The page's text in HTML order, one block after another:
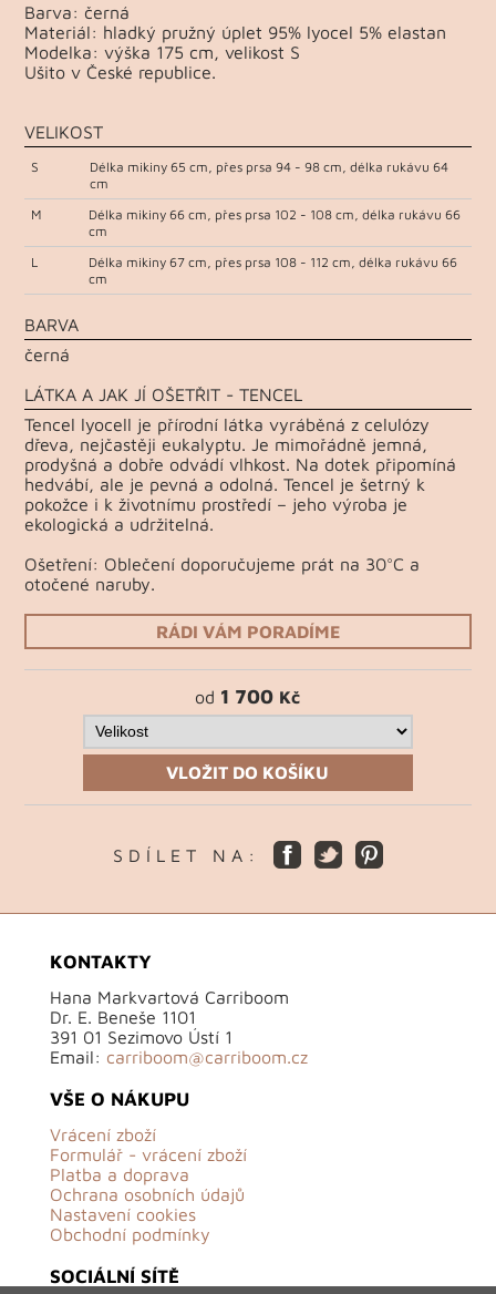
Barva: černá
Materiál: hladký pružný úplet 95% lyocel 5% elastan
Modelka: výška 175 cm, velikost S
Ušito v České republice.
VELIKOST
S
Délka mikiny 65 cm, přes prsa 94 - 98 cm, délka rukávu 64
cm
M
Délka mikiny 66 cm, přes prsa 102 - 108 cm, délka rukávu 66
cm
L
Délka mikiny 67 cm, přes prsa 108 - 112 cm, délka rukávu 66
cm
BARVA
černá
LÁTKA A JAK JÍ OŠETŘIT - TENCEL
Tencel lyocell je přírodní látka vyráběná z celulózy
dřeva, nejčastěji eukalyptu. Je mimořádně jemná,
prodyšná a dobře odvádí vlhkost. Na dotek připomíná
hedvábí, ale je pevná a odolná. Tencel je šetrný k
pokožce i k životnímu prostředí – jeho výroba je
ekologická a udržitelná.
Ošetření: Oblečení doporučujeme prát na 30°C a
otočené naruby.
RÁDI VÁM PORADÍME
od 1 700 Kč
VLOŽIT DO KOŠÍKU
S D Í L E T N A :
KONTAKTY
Hana Markvartová Carriboom
Dr. E. Beneše 1101
391 01 Sezimovo Ústí 1
Email: carriboom@carriboom.cz
VŠE O NÁKUPU
Vrácení zboží
Formulář - vrácení zboží
Platba a doprava
Ochrana osobních údajů
Nastavení cookies
Obchodní podmínky
SOCIÁLNÍ SÍTĚ